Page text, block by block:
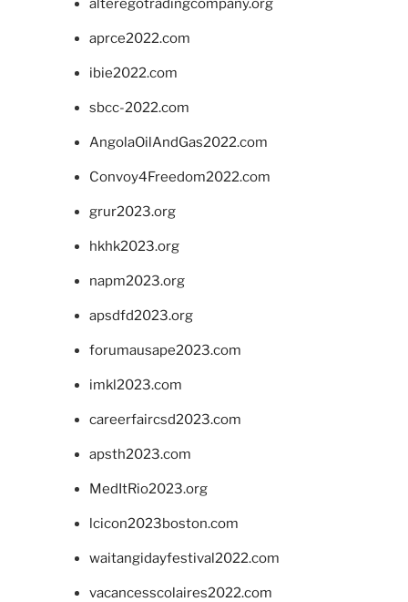
alteregotradingcompany.org
aprce2022.com
ibie2022.com
sbcc-2022.com
AngolaOilAndGas2022.com
Convoy4Freedom2022.com
grur2023.org
hkhk2023.org
napm2023.org
apsdfd2023.org
forumausape2023.com
imkl2023.com
careerfaircsd2023.com
apsth2023.com
MedItRio2023.org
lcicon2023boston.com
waitangidayfestival2022.com
vacancesscolaires2022.com